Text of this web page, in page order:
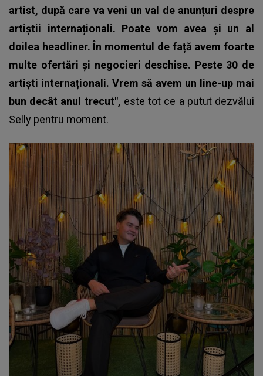
artist, după care va veni un val de anunțuri despre
artiștii internaționali. Poate vom avea și un al
doilea headliner. În momentul de față avem foarte
multe ofertări și negocieri deschise. Peste 30 de
artiști internaționali. Vrem să avem un line-up mai
bun decât anul trecut", este tot ce a putut dezvălui
Selly pentru moment.